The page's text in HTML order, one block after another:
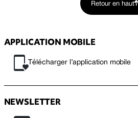
Retour en haut
APPLICATION MOBILE
Télécharger l’application mobile
NEWSLETTER